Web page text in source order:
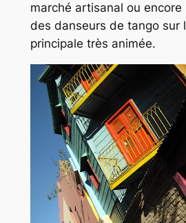
marché artisanal ou
des danseurs de tango sur
principale très animée.